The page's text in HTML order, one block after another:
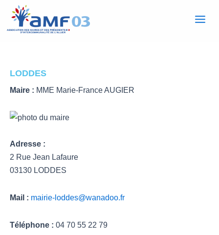
Aller
contenu
LODDES
Maire : MME Marie-France AUGIER
Adresse :
2 Rue Jean Lafaure
03130 LODDES
Mail : mairie-loddes@wanadoo.fr
Téléphone : 04 70 55 22 79